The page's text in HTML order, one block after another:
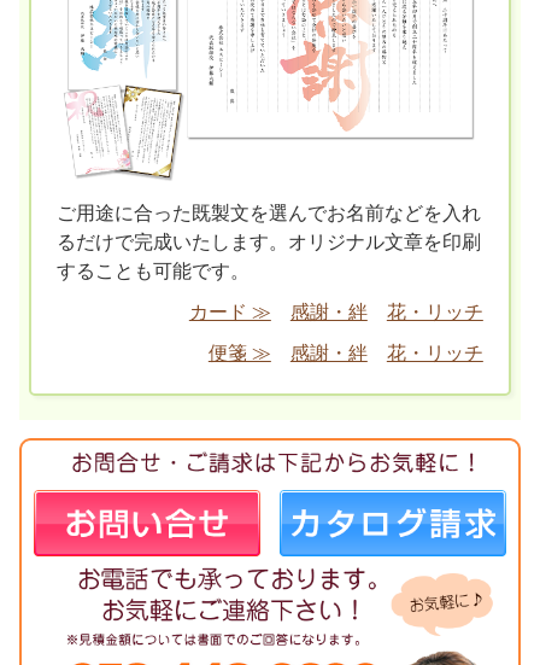
ご用途に合った既製文を選んでお名前などを入れ
るだけで完成いたします。オリジナル文章を印刷
することも可能です。
カード ≫
感謝・絆
花・リッチ
便箋 ≫
感謝・絆 花・リッチ